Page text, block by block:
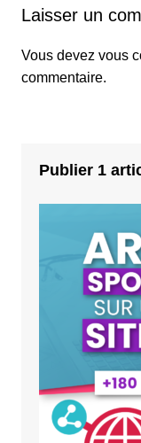
Laisser un
Vous devez vous
commentaire.
Publier 1